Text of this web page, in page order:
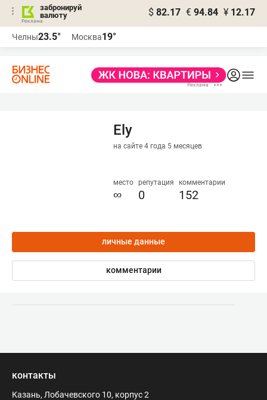
забронируй
валюту
$ 82.17 € 94.84 ¥ 12.17
Челны23.5° Москва19°
Ely
на сайте 4 года 5 месяцев
место
∞
репутация
0
комментарии
152
личные данные
комментарии
контакты
Казань, Лобачевского 10, корпус 2